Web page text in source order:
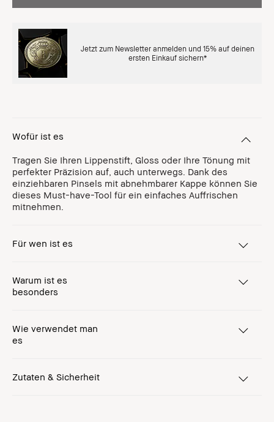
Jetzt zum Newsletter anmelden und 15% auf deinen
ersten Einkauf sichern*
Wofür ist es
Tragen Sie Ihren Lippenstift, Gloss oder Ihre Tönung mit
perfekter Präzision auf, auch unterwegs. Dank des
einziehbaren Pinsels mit abnehmbarer Kappe können Sie
dieses Must-have-Tool für ein einfaches Auffrischen
mitnehmen.
Für wen ist es
Warum ist es
besonders
Wie verwendet man
es
Zutaten & Sicherheit